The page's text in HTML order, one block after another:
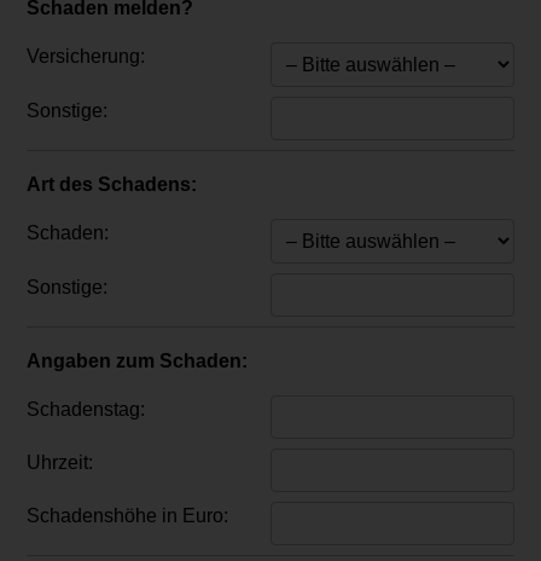
Schaden melden?
Versicherung:
Sonstige:
Art des Schadens:
Schaden:
Sonstige:
Angaben zum Schaden:
Schadenstag:
Uhrzeit:
Schadenshöhe in Euro: